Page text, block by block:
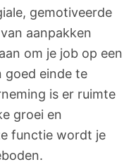
gemotiveerde
aanpakken
om je job op een
goed einde te
is er ruimte
groei en
functie wordt je